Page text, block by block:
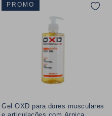
PROMO
Gel OXD para dores musculares